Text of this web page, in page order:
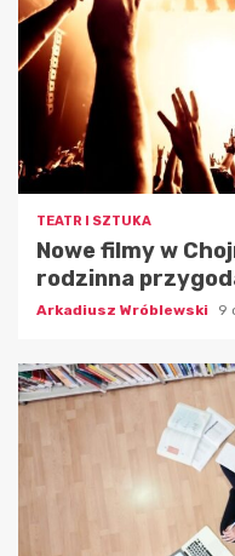
TEATR I SZTUKA
Nowe filmy w
rodzinna
Arkadiusz Wróblewski 9